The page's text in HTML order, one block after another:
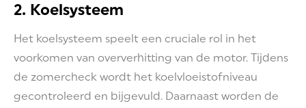
2. Koelsysteem
Het koelsysteem speelt een cruciale rol in het
voorkomen van oververhitting van de motor. Tijdens
de zomercheck wordt het koelvloeistofniveau
gecontroleerd en bijgevuld. Daarnaast worden de